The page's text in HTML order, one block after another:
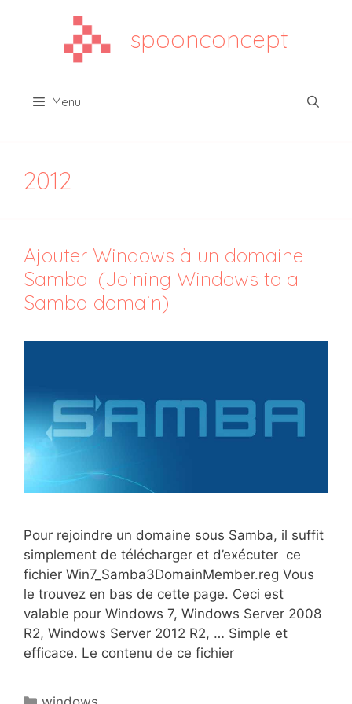
spoonconcept
Menu
2012
Ajouter Windows à un domaine
Samba–(Joining Windows to a
Samba domain)
Pour rejoindre un domaine sous Samba, il suffit
simplement de télécharger et d’exécuter ce
fichier Win7_Samba3DomainMember.reg Vous
le trouvez en bas de cette page. Ceci est
valable pour Windows 7, Windows Server 2008
R2, Windows Server 2012 R2, … Simple et
efficace. Le contenu de ce fichier
Catégories